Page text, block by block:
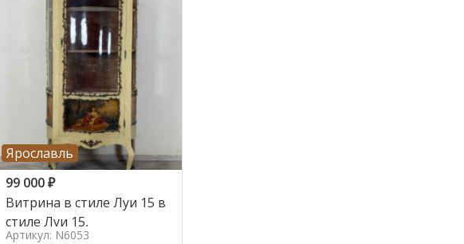
Ярославль
99 000₽
Витрина в стиле Луи 15 в
стиле Луи 15,
Артикул: N6053